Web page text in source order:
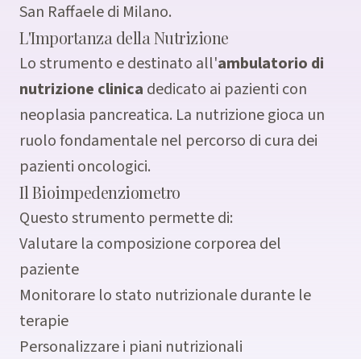
San Raffaele di Milano.
L'Importanza della Nutrizione
Lo strumento e destinato all'ambulatorio di
nutrizione clinica dedicato ai pazienti con
neoplasia pancreatica. La nutrizione gioca un
ruolo fondamentale nel percorso di cura dei
pazienti oncologici.
Il Bioimpedenziometro
Questo strumento permette di:
Valutare la composizione corporea del
paziente
Monitorare lo stato nutrizionale durante le
terapie
Personalizzare i piani nutrizionali